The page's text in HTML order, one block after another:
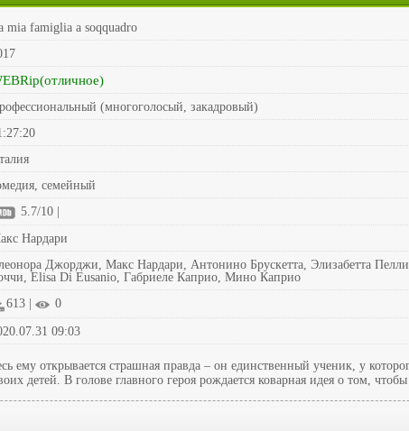
mia famiglia a soqquadro
(многоголосый, закадровый)
семейный
5.7/10 |
Нардари
Джорджи, Макс Нардари, Антонино Брускетта, Элизабетта
Elisa Di Eusanio, Габриеле Каприо, Мино Каприо
613 | 0
09:03
открывается страшная правда – он единственный ученик, у
детей. В голове главного героя рождается коварная идея о том, чтобы